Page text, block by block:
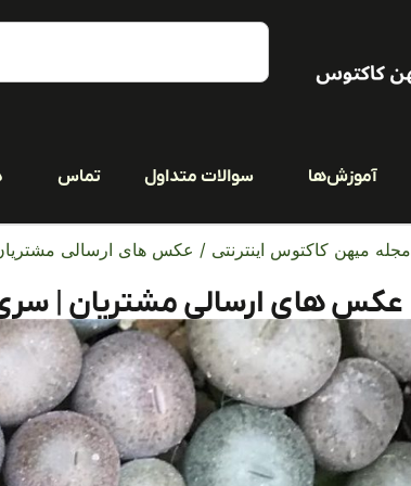
آموزش‌ها سوالات متداول تماس
مجله میهن کاکتوس اینترنتی / عکس های ارسالی
عکس های ارسالی مشتریان |